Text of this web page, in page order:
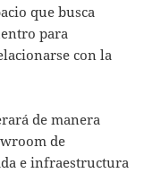
que busca
para
con la
de manera
de
e infraestructura